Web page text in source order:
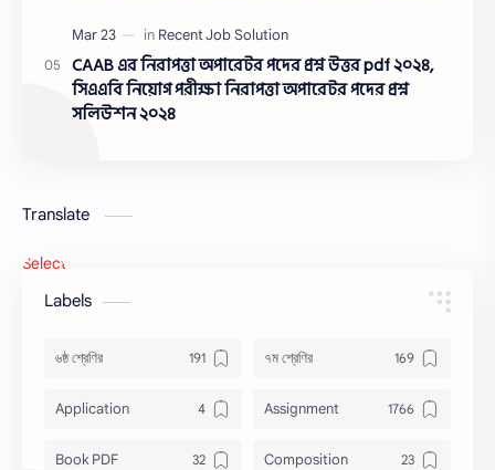
সমাধান ২০২৩
CAAB এর নিরাপত্তা অপারেটর পদের প্রশ্ন উত্তর pdf ২০২৪,
সিএএবি নিয়োগ পরীক্ষা নিরাপত্তা অপারেটর পদের প্রশ্ন
সলিউশন ২০২৪
Translate
Select Language
Labels
৬ষ্ঠ শ্রেণির ৭ম শ্রেণির
Application Assignment
Book PDF Composition